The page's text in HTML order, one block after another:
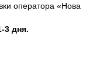
оператора «Нова
3 дня.